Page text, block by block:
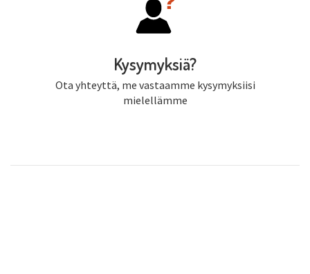
Kysymyksiä?
Ota yhteyttä, me vastaamme kysymyksiisi
mielellämme